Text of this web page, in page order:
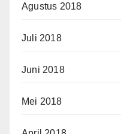
Agustus 2018
Juli 2018
Juni 2018
Mei 2018